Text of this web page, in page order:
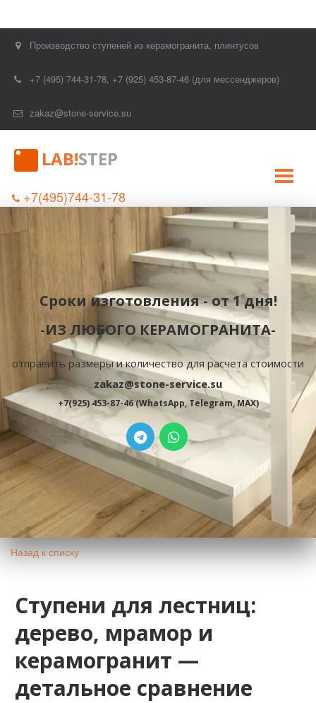
Производство ступеней из керамогранита, плинтусов
+7 (495) 744-31-78, +7 (925) 453-87-46 (для мессенджеров)
zakaz@stone-service.su
LAB!STEP
+7(495)744-31-78
Сроки изготовления - от 1 дня!
-ИЗ ЛЮБОГО КЕРАМОГРАНИТА-
отправить размеры и количество для расчета стоимости
zakaz@stone-service.su
+7(925) 453-87-46 (WhatsApp, Telegram, MAX)
Назад к списку
Ступени для лестниц:
дерево, мрамор и
керамогранит —
детальное сравнение